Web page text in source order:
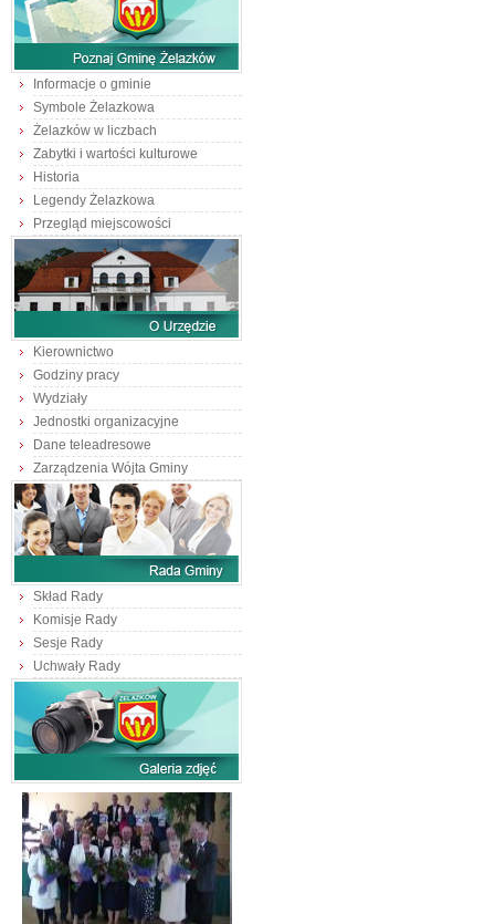
Informacje o gminie
Symbole Żelazkowa
Żelazków w liczbach
Zabytki i wartości kulturowe
Historia
Legendy Żelazkowa
Przegląd miejscowości
Kierownictwo
Godziny pracy
Wydziały
Jednostki organizacyjne
Dane teleadresowe
Zarządzenia Wójta Gminy
Skład Rady
Komisje Rady
Sesje Rady
Uchwały Rady